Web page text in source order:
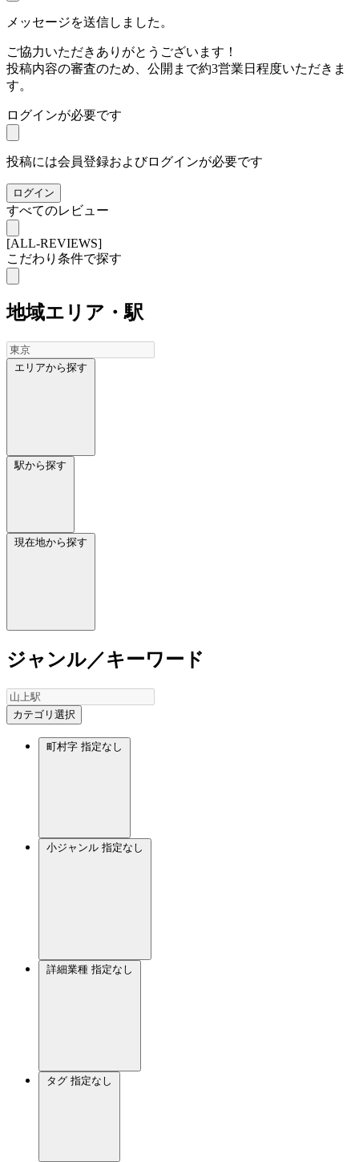
メッセージを送信しました。
ご協力いただきありがとうございます！
投稿内容の審査のため、公開まで約3営業日程度いただきま
す。
ログインが必要です
投稿には会員登録およびログインが必要です
ログイン
すべてのレビュー
[ALL-REVIEWS]
こだわり条件で探す
地域エリア・駅
エリアから探す
駅から探す
現在地から探す
ジャンル／キーワード
カテゴリ選択
町村字 指定なし
小ジャンル 指定なし
詳細業種 指定なし
タグ 指定なし